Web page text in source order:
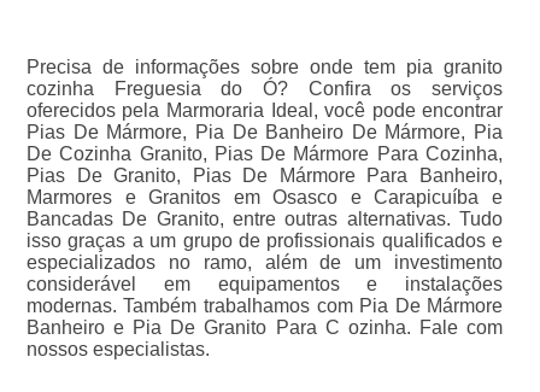
Precisa de informações sobre onde tem pia granito
cozinha Freguesia do Ó? Confira os serviços
oferecidos pela Marmoraria Ideal, você pode encontrar
Pias De Mármore, Pia De Banheiro De Mármore, Pia
De Cozinha Granito, Pias De Mármore Para Cozinha,
Pias De Granito, Pias De Mármore Para Banheiro,
Marmores e Granitos em Osasco e Carapicuíba e
Bancadas De Granito, entre outras alternativas. Tudo
isso graças a um grupo de profissionais qualificados e
especializados no ramo, além de um investimento
considerável em equipamentos e instalações
modernas. Também trabalhamos com Pia De Mármore
Banheiro e Pia De Granito Para C ozinha. Fale com
nossos especialistas.